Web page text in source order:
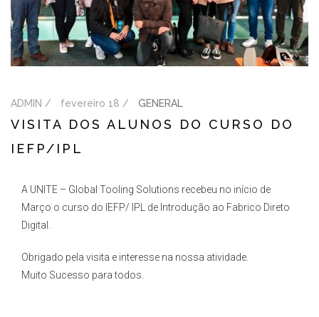
ADMIN / fevereiro 18 / GENERAL
VISITA DOS ALUNOS DO CURSO DO
IEFP/IPL
A UNITE – Global Tooling Solutions recebeu no início de
Março o curso do IEFP/ IPL de Introdução ao Fabrico Direto
Digital.
Obrigado pela visita e interesse na nossa atividade.
Muito Sucesso para todos.